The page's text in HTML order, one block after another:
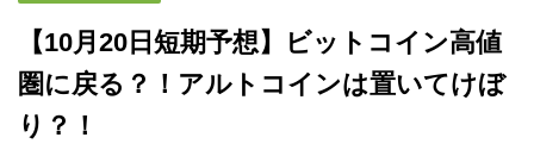
【10月20日短期予想】ビットコイン高値
圏に戻る？！アルトコインは置いてけぼ
り？！